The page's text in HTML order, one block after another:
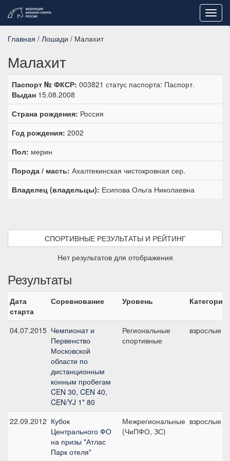
Главная / Лошади / Малахит
Малахит
Паспорт № ФКСР: 003821 статус паспорта: Паспорт.
Выдан 15.08.2008
Страна рождения: Россия
Год рождения: 2002
Пол: мерин
Порода / масть: Ахалтекинская чистокровная сер.
Владелец (владельцы): Есипова Ольга Николаевна
СПОРТИВНЫЕ РЕЗУЛЬТАТЫ И РЕЙТИНГ
Нет результатов для отображения
Результаты
Дата
старта
Соревнование Уровень Категория
04.07.2015 Чемпионат и
Первенство
Московской
области по
дистанционным
конным пробегам
CEN 30, CEN 40,
CEN/YJ 1* 80
Региональные
спортивные
взрослые
22.09.2012 Кубок
Центрального ФО
на призы "Атлас
Парк отеля"
Межрегиональные
(ЧиПФО, ЗС)
взрослые